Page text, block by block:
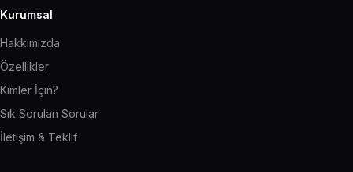
Kurumsal
Hakkımızda
Özellikler
Kimler İçin?
Sık Sorulan Sorular
İletişim & Teklif